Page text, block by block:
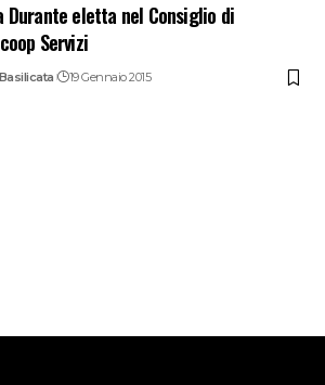
Durante eletta nel Consiglio di
Servizi
19 Gennaio 2015